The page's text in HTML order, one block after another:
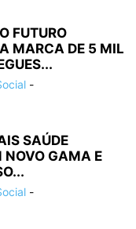
FUTURO
MARCA DE 5 MIL
-
SAÚDE
NOVO GAMA E
-